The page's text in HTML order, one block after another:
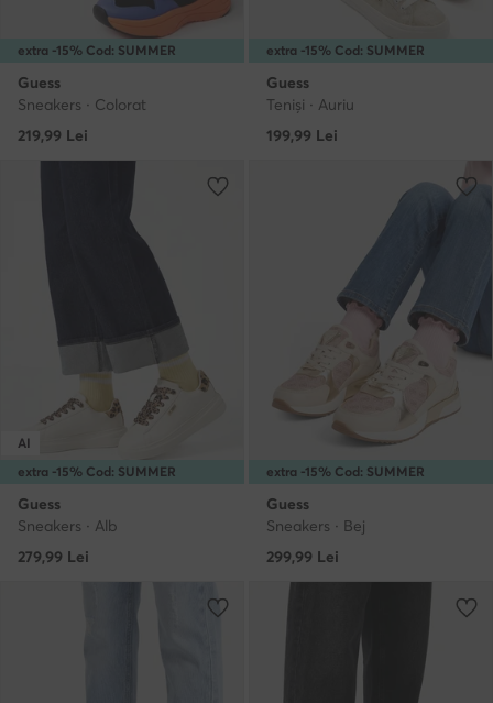
extra -15% Cod: SUMMER
Guess
Sneakers · Colorat
219,99 Lei
extra -15% Cod: SUMMER
Guess
Teniși · Auriu
199,99 Lei
extra -15% Cod: SUMMER
AI
Guess
Sneakers · Alb
279,99 Lei
extra -15% Cod: SUMMER
Guess
Sneakers · Bej
299,99 Lei